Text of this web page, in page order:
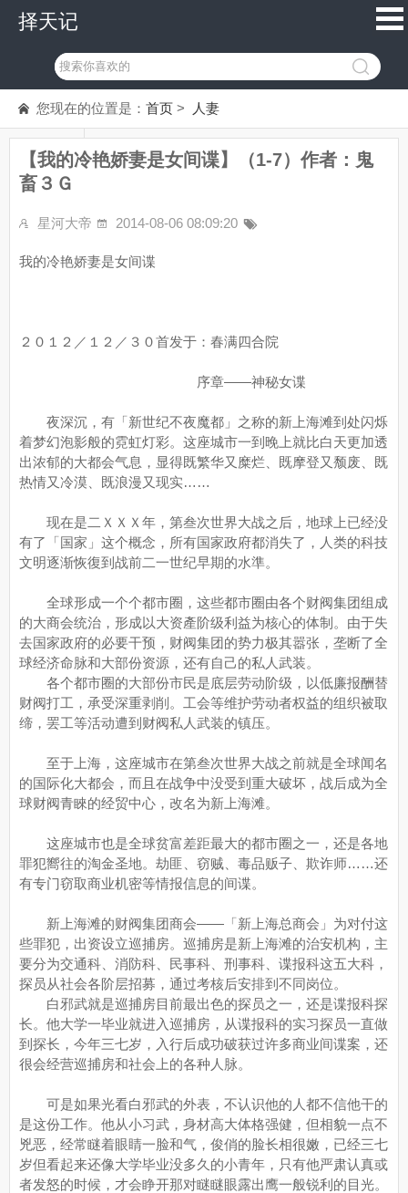
择天记
您现在的位置是： 首页 > 人妻
【我的冷艳娇妻是女间谍】（1-7）作者：鬼
畜３Ｇ
星河大帝 2014-08-06 08:09:20
我的冷艳娇妻是女间谍
２０１２／１２／３０首发于：春满四合院
序章——神秘女谍
夜深沉，有「新世纪不夜魔都」之称的新上海滩到处闪烁
着梦幻泡影般的霓虹灯彩。这座城市一到晚上就比白天更加透
出浓郁的大都会气息，显得既繁华又糜烂、既摩登又颓废、既
热情又冷漠、既浪漫又现实……
现在是二ＸＸＸ年，第叁次世界大战之后，地球上已经没
有了「国家」这个概念，所有国家政府都消失了，人类的科技
文明逐渐恢復到战前二一世纪早期的水準。
全球形成一个个都市圈，这些都市圈由各个财阀集团组成
的大商会统治，形成以大资產阶级利益为核心的体制。由于失
去国家政府的必要干预，财阀集团的势力极其嚣张，垄断了全
球经济命脉和大部份资源，还有自己的私人武装。
各个都市圈的大部份市民是底层劳动阶级，以低廉报酬替
财阀打工，承受深重剥削。工会等维护劳动者权益的组织被取
缔，罢工等活动遭到财阀私人武装的镇压。
至于上海，这座城市在第叁次世界大战之前就是全球闻名
的国际化大都会，而且在战争中没受到重大破坏，战后成为全
球财阀青睞的经贸中心，改名为新上海滩。
这座城市也是全球贫富差距最大的都市圈之一，还是各地
罪犯嚮往的淘金圣地。劫匪、窃贼、毒品贩子、欺诈师……还
有专门窃取商业机密等情报信息的间谍。
新上海滩的财阀集团商会——「新上海总商会」为对付这
些罪犯，出资设立巡捕房。巡捕房是新上海滩的治安机构，主
要分为交通科、消防科、民事科、刑事科、谍报科这五大科，
探员从社会各阶层招募，通过考核后安排到不同岗位。
白邪武就是巡捕房目前最出色的探员之一，还是谍报科探
长。他大学一毕业就进入巡捕房，从谍报科的实习探员一直做
到探长，今年三七岁，入行后成功破获过许多商业间谍案，还
很会经营巡捕房和社会上的各种人脉。
可是如果光看白邪武的外表，不认识他的人都不信他干的
是这份工作。他从小习武，身材高大体格强健，但相貌一点不
兇恶，经常瞇着眼睛一脸和气，俊俏的脸长相很嫩，已经三七
岁但看起来还像大学毕业没多久的小青年，只有他严肃认真或
者发怒的时候，才会睁开那对瞇瞇眼露出鹰一般锐利的目光。